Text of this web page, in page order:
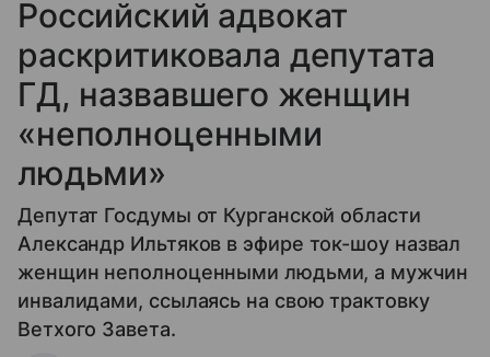
Российский адвокат
раскритиковала депутата
ГД, назвавшего женщин
«неполноценными
людьми»
Депутат Госдумы от Курганской области
Александр Ильтяков в эфире ток-шоу назвал
женщин неполноценными людьми, а мужчин
инвалидами, ссылаясь на свою трактовку
Ветхого Завета.